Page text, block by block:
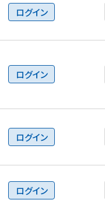
ログイン
ログイン
ログイン
ログイン